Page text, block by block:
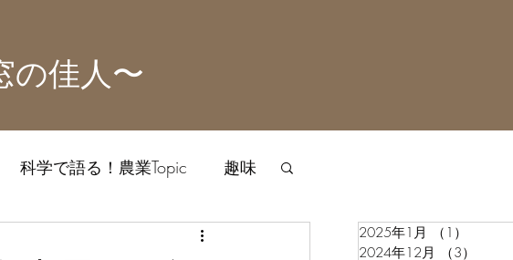
佳人〜
科学で語る！農業Topic 趣味
2025年1月 （1）
2024年12月
（3）